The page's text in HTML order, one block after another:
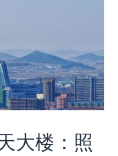
大楼：照